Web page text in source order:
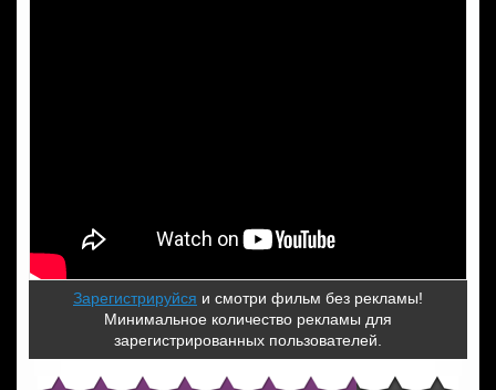
Зарегистрируйся и смотри фильм без рекламы!
Минимальное количество рекламы для
зарегистрированных пользователей.